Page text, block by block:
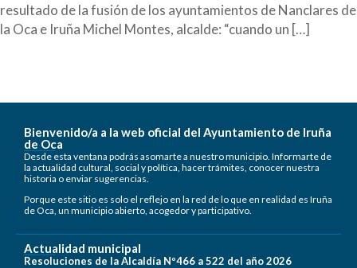
resultado de la fusión de los ayuntamientos de Nanclares de
la Oca e Iruña Michel Montes, alcalde: “cuando un […]
Bienvenido/a a la web oficial del Ayuntamiento de Iruña
de Oca
Desde esta ventana podrás asomarte a nuestro municipio. Informarte de
la actualidad cultural, social y política, hacer trámites, conocer nuestra
historia o enviar sugerencias.
Porque este sitio es solo el reflejo en la red de lo que en realidad es Iruña
de Oca, un municipio abierto, acogedor y participativo.
Actualidad municipal
Resoluciones de la Alcaldía Nº466 a 522 del año 2026